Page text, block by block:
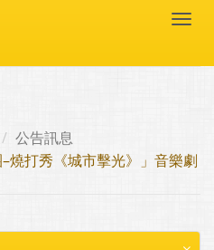
公告訊息
燒打秀《城市擊光》」音樂劇